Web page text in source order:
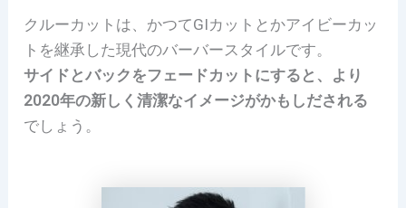
クルーカットは、かつてGIカットとかアイビーカッ
トを継承した現代のバーバースタイルです。
サイドとバックをフェードカットにすると、より
2020年の新しく清潔なイメージがかもしだされる
でしょう。